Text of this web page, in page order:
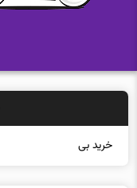
خرید بیمه: سنتی یا آنل